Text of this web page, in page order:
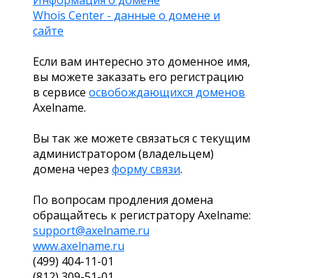
Whois Center - данные о домене и
сайте
Если вам интересно это доменное имя,
вы можете заказать его регистрацию
в сервисе освобождающихся доменов
Axelname.
Вы так же можете связаться с текущим
администратором (владельцем)
домена через форму связи.
По вопросам продления домена
обращайтесь к регистратору Axelname:
support@axelname.ru
www.axelname.ru
(499) 404-11-01